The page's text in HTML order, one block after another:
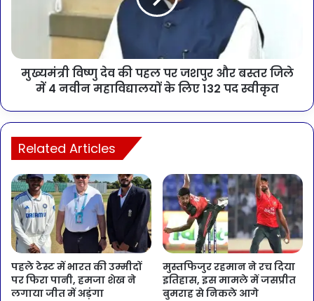
मुख्यमंत्री विष्णु देव की पहल पर जशपुर और बस्तर जिले
में 4 नवीन महाविद्यालयों के लिए 132 पद स्वीकृत
Related Articles
पहले टेस्ट में भारत की उम्मीदों
पर फिरा पानी, हमजा शेख ने
लगाया जीत में अड़ंगा
मुस्तफिजुर रहमान ने रच दिया
इतिहास, इस मामले में जसप्रीत
बुमराह से निकले आगे